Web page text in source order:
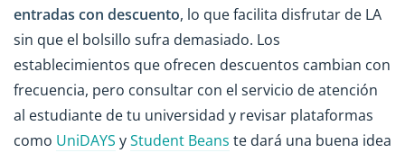
entradas con descuento, lo que facilita disfrutar de LA
sin que el bolsillo sufra demasiado. Los
establecimientos que ofrecen descuentos cambian con
frecuencia, pero consultar con el servicio de atención
al estudiante de tu universidad y revisar plataformas
como UniDAYS yStudent Beans te dará una buena idea